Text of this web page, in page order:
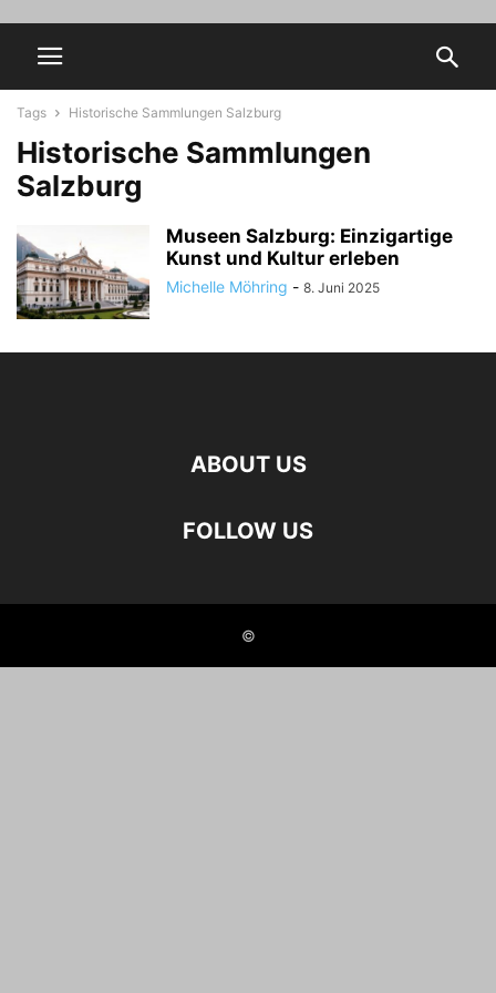
Tags Historische Sammlungen Salzburg
Historische Sammlungen
Salzburg
Museen Salzburg: Einzigartige
Kunst und Kultur erleben
Michelle Möhring - 8. Juni 2025
ABOUT US
FOLLOW US
©